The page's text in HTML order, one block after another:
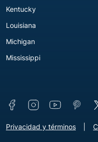
Kentucky
Louisiana
Michigan
Mississippi
Connect with us
Footer - Extra Links
Privacidad y términos